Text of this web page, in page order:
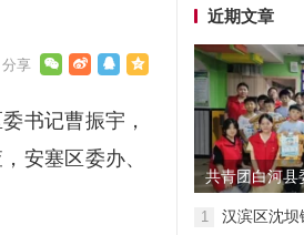
书记曹振宇，
安塞区委办、
近期文章
共青团白河县
暖暑期
1 汉滨区沈坝